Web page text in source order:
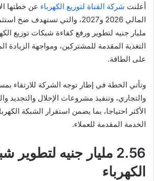
أعلنت شركة القناة لتوزيع الكهرباء عن خطتها
مليار جنيه لتطوير ورفع كفاءة شبكات توزيع
التغذية المقدمة للمشتركين، ومواجهة
على الطاقة.
وتأتي الخطة في إطار توجه الشركة للارتقاء
والتجاري، وتنفيذ مشروعات الإحلال والتجديد
الأكثر احتياجا، بما يضمن استقرار الشبكة
الخدمة المقدمة للعملاء.
2.56 مليار جنيه لتطوير
الكهرباء